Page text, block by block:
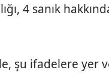
4 sanık
şu ifadelere yer